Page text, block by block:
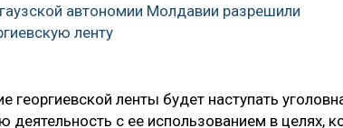
автономии Молдавии разрешили
ленту
георгиевской ленты будет наступать
деятельность с ее использованием в целях,